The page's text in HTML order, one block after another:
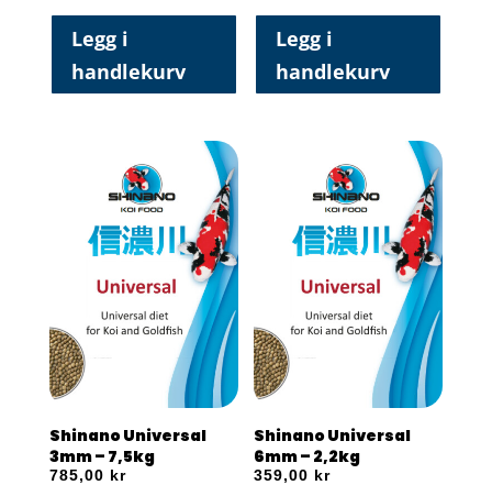
Legg i
handlekurv
Legg i
handlekurv
Shinano Universal
3mm – 7,5kg
785,00 kr
Shinano Universal
6mm – 2,2kg
359,00 kr